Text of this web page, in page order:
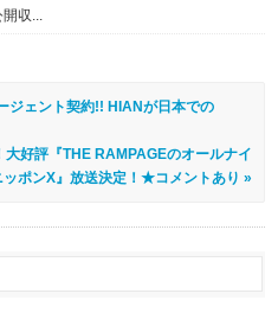
開収...
ジェント契約!! HIANが日本での
好評『THE RAMPAGEのオールナイ
ッポンX』放送決定！★コメントあり »